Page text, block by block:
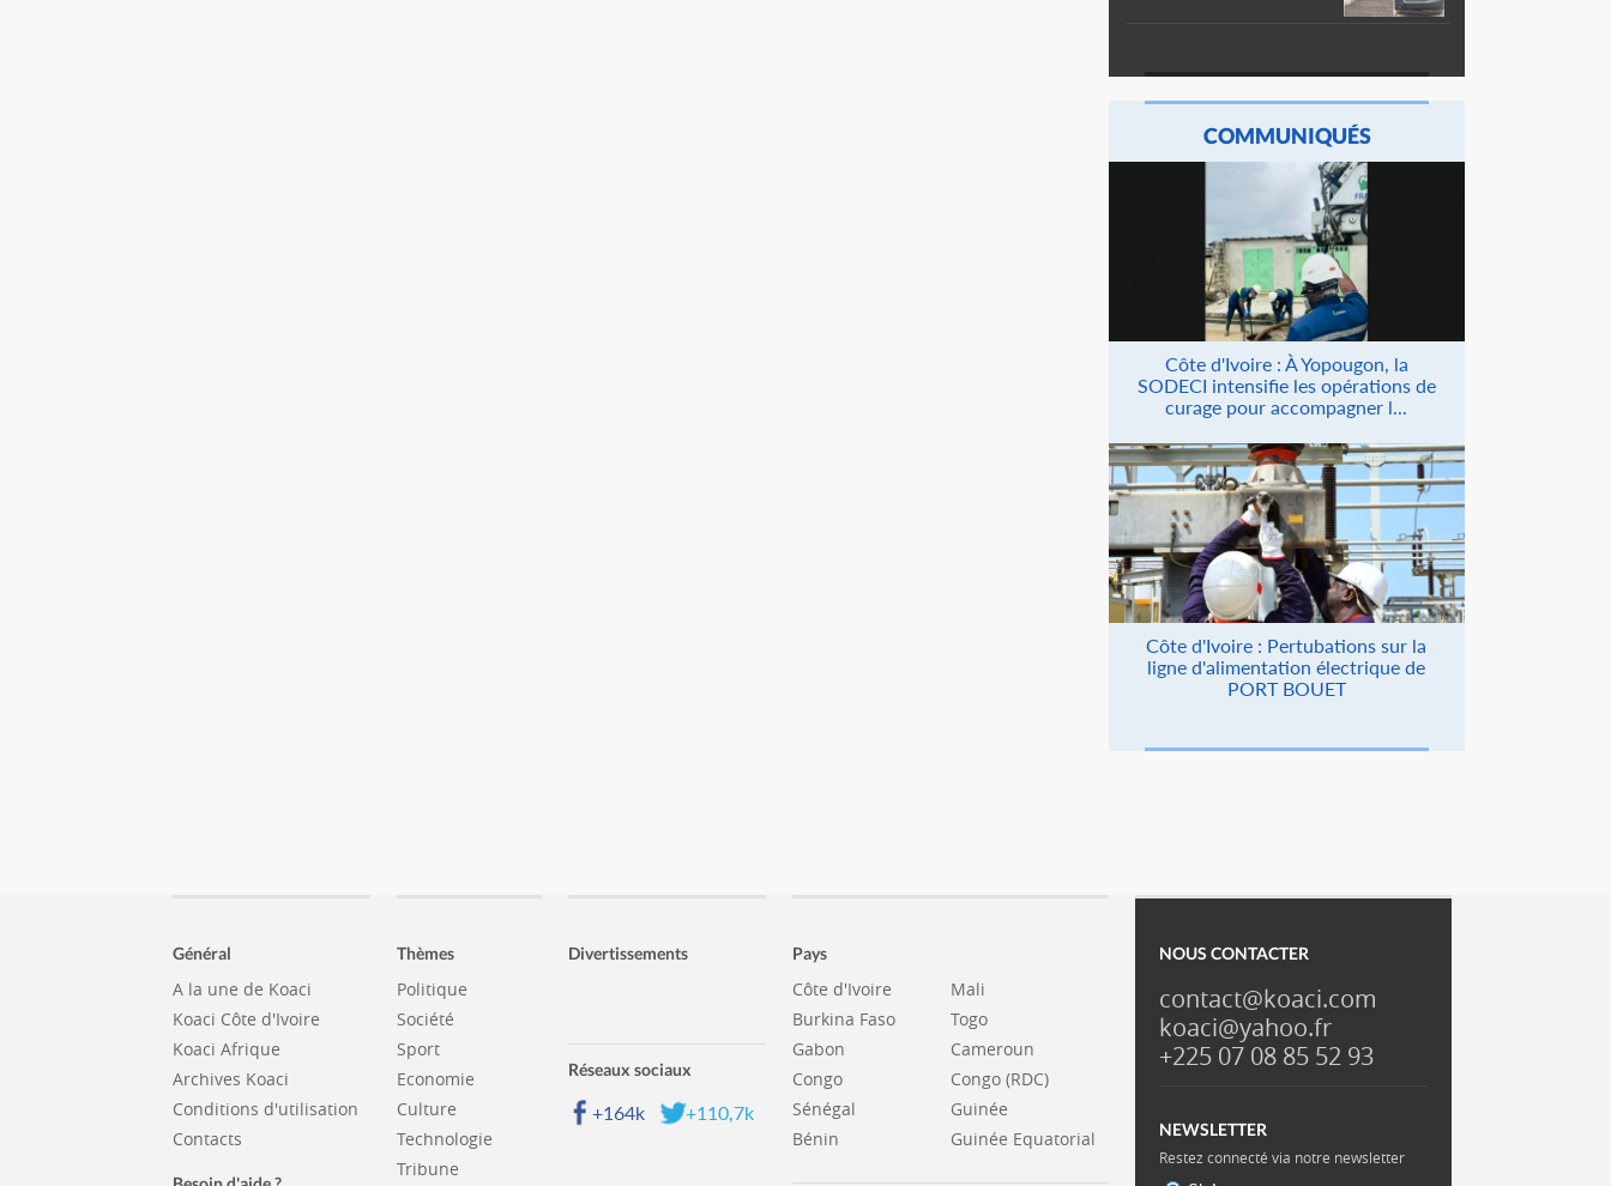
COMMUNIQUÉS
Côte d'Ivoire : À Yopougon, la
SODECI intensifie les opérations de
curage pour accompagner l...
Côte d'Ivoire : Pertubations sur la
ligne d'alimentation électrique de
PORT BOUET
Général
A la une de Koaci
Koaci Côte d'Ivoire
Koaci Afrique
Archives Koaci
Conditions d'utilisation
Contacts
Thèmes
Politique
Société
Sport
Economie
Culture
Technologie
Tribune
Divertissements
Réseaux sociaux
+164k +110,7k
Pays
Côte d'Ivoire
Burkina Faso
Gabon
Congo
Sénégal
Bénin
Mali
Togo
Cameroun
Congo (RDC)
Guinée
Guinée Equatorial
NOUS CONTACTER
contact@koaci.com
koaci@yahoo.fr
+225 07 08 85 52 93
NEWSLETTER
Restez connecté via notre newsletter